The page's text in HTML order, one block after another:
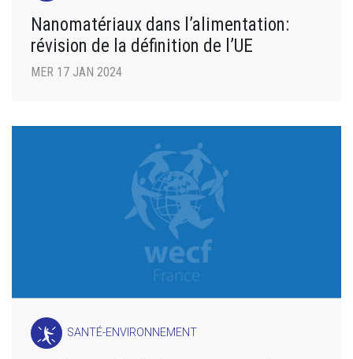
Nanomatériaux dans l’alimentation:
révision de la définition de l’UE
MER 17 JAN 2024
SANTÉ-ENVIRONNEMENT